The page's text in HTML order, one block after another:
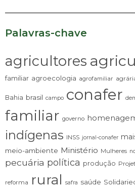
Palavras-chave
agricultores
familiar agroecologia agrofamiliar
Bahia brasil campo conafer
familiar governo
indígenas INSS jornal-conafer
meio-ambiente Ministério Mulheres
pecuária política produção
reforma rural safra saúde